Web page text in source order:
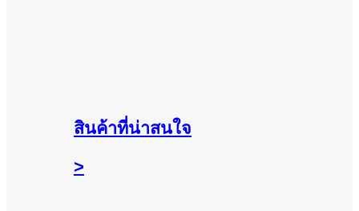
สินค้าที่น่าสนใจ
>